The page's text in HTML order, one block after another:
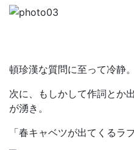
頓珍漢な質問に至って冷静
次に、もしかして作詞とか
が湧き。
「春キャベツが出てくるラ